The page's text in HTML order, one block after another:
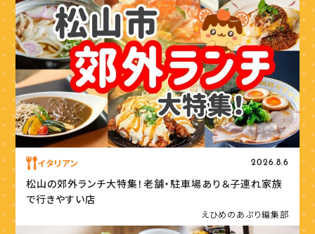
イタリアン 2026.8.6
松山の郊外ランチ大特集！老舗・駐車場あり＆子連れ家族
で行きやすい店
えひめのあぷり編集部